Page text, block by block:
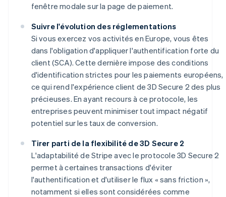
fenêtre modale sur la page de paiement.
Suivre l'évolution des réglementations
Si vous exercez vos activités en Europe, vous êtes
dans l'obligation d'appliquer l'authentification forte du
client (SCA). Cette dernière impose des conditions
d'identification strictes pour les paiements européens,
ce qui rend l'expérience client de 3D Secure 2 des plus
précieuses. En ayant recours à ce protocole, les
entreprises peuvent minimiser tout impact négatif
potentiel sur les taux de conversion.
Tirer parti de la flexibilité de 3D Secure 2
L'adaptabilité de Stripe avec le protocole 3D Secure 2
permet à certaines transactions d'éviter
l'authentification et d'utiliser le flux « sans friction »,
notamment si elles sont considérées comme